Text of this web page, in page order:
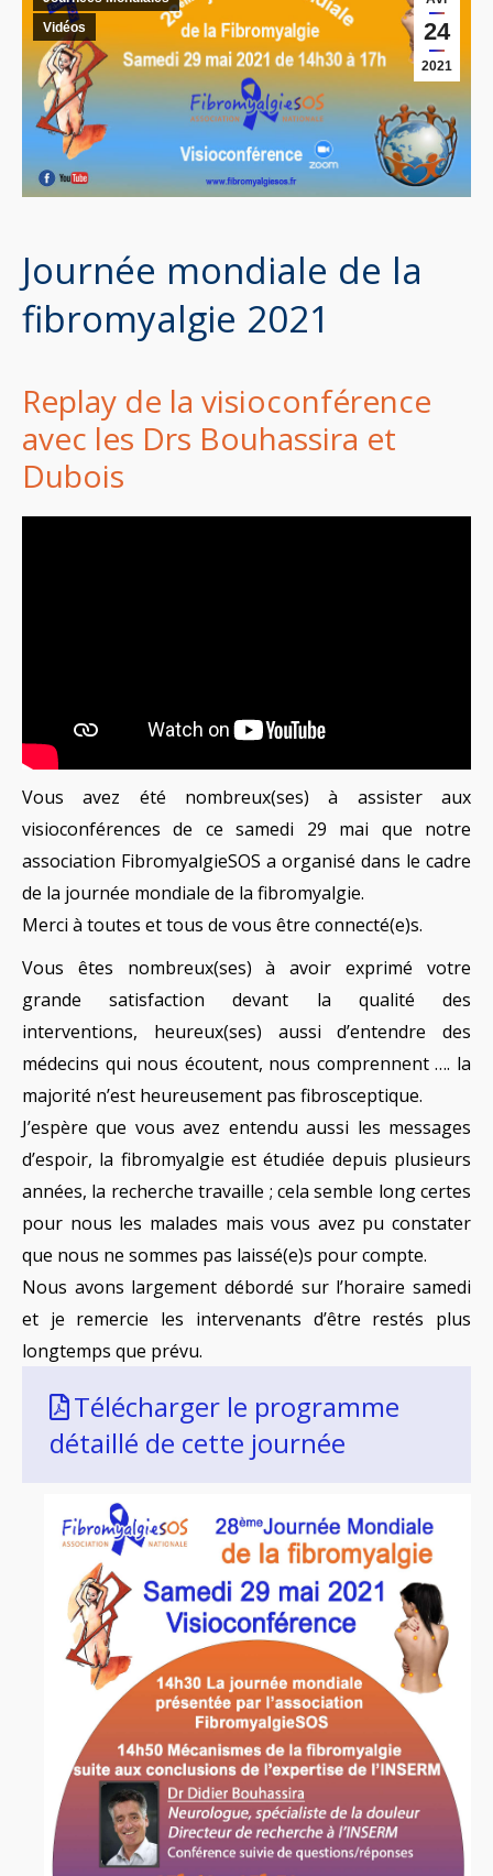
24
2021
Vidéos
Journée mondiale de la
fibromyalgie 2021
Replay de la visioconférence
avec les Drs Bouhassira et
Dubois
Vous avez été nombreux(ses) à assister aux
visioconférences de ce samedi 29 mai que notre
association FibromyalgieSOS a organisé dans le cadre
de la journée mondiale de la fibromyalgie.
Merci à toutes et tous de vous être connecté(e)s.
Vous êtes nombreux(ses) à avoir exprimé votre
grande satisfaction devant la qualité des
interventions, heureux(ses) aussi d’entendre des
médecins qui nous écoutent, nous comprennent …. la
majorité n’est heureusement pas fibrosceptique.
J’espère que vous avez entendu aussi les messages
d’espoir, la fibromyalgie est étudiée depuis plusieurs
années, la recherche travaille ; cela semble long certes
pour nous les malades mais vous avez pu constater
que nous ne sommes pas laissé(e)s pour compte.
Nous avons largement débordé sur l’horaire samedi
et je remercie les intervenants d’être restés plus
longtemps que prévu.
Télécharger le programme
détaillé de cette journée